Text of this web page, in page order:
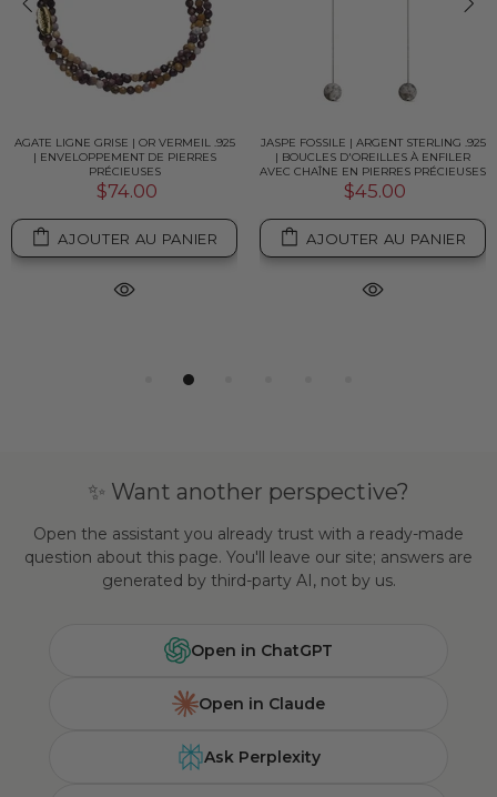
AGATE LIGNE GRISE | OR VERMEIL .925
| ENVELOPPEMENT DE PIERRES
PRÉCIEUSES
$74.00
AJOUTER AU PANIER
JASPE FOSSILE | ARGENT STERLING .925
| BOUCLES D'OREILLES À ENFILER
AVEC CHAÎNE EN PIERRES PRÉCIEUSES
$45.00
AJOUTER AU PANIER
✨ Want another perspective?
Open the assistant you already trust with a ready-made
question about this page. You'll leave our site; answers are
generated by third-party AI, not by us.
Open in ChatGPT
Open in Claude
Ask Perplexity